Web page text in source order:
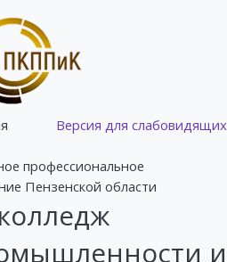
Версия для слабовидящих
профессиональное
Пензенской области
и